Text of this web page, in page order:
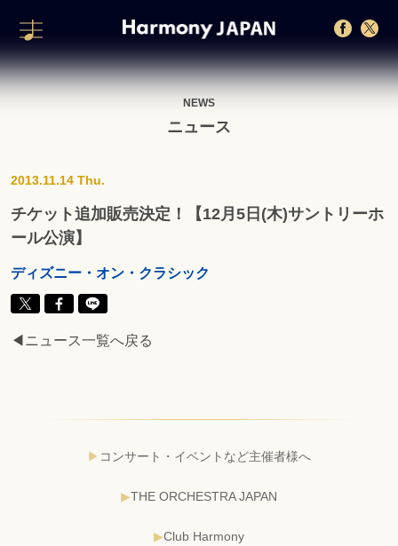
NEWS
ニュース
2013.11.14 Thu.
チケット追加販売決定！【12月5日(木)サントリーホ
ール公演】
ディズニー・オン・クラシック
◀ニュース一覧へ戻る
コンサート・イベントなど主催者様へ
THE ORCHESTRA JAPAN
Club Harmony